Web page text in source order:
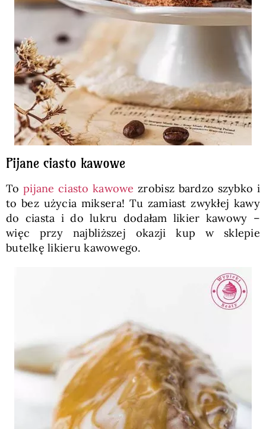
Pijane ciasto kawowe
To pijane ciasto kawowe zrobisz bardzo szybko i
to bez użycia miksera! Tu zamiast zwykłej kawy
do ciasta i do lukru dodałam likier kawowy –
więc przy najbliższej okazji kup w sklepie
butelkę likieru kawowego.